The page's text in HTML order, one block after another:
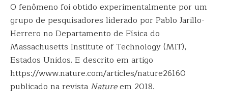
O fenômeno foi obtido experimentalmente por um
grupo de pesquisadores liderado por Pablo Jarillo-
Herrero no Departamento de Física do
Massachusetts Institute of Technology (MIT),
Estados Unidos. E descrito em artigo
https://www.nature.com/articles/nature26160
publicado na revista Natureem 2018.